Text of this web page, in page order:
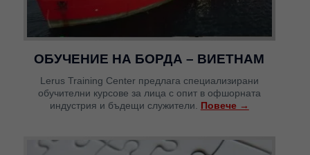
ОБУЧЕНИЕ НА БОРДА – ВИЕТНАМ
Lerus Training Center предлага специализирани
обучителни курсове за лица с опит в офшорната
индустрия и бъдещи служители. Повече →